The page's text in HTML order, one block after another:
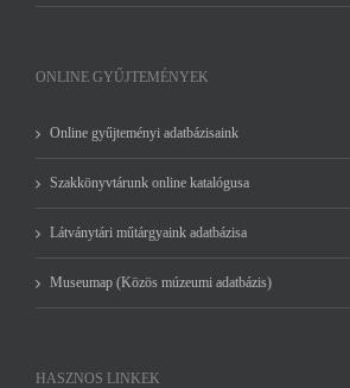
ONLINE GYŰJTEMÉNYEK
Online gyűjteményi adatbázisaink
Szakkönyvtárunk online katalógusa
Látványtári műtárgyaink adatbázisa
Museumap (Közös múzeumi adatbázis)
HASZNOS LINKEK